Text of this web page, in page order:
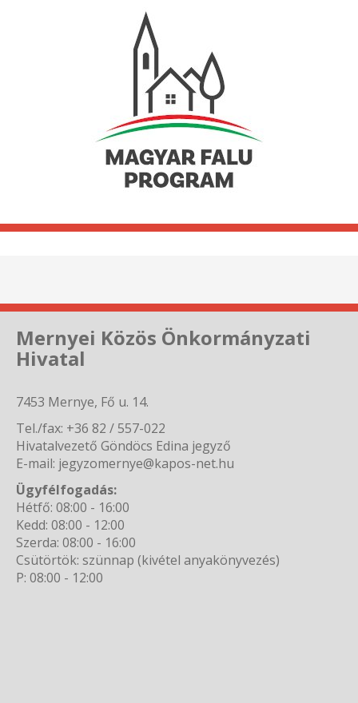
Mernyei Közös Önkormányzati
Hivatal
7453 Mernye, Fő u. 14.
Tel./fax: +36 82 / 557-022
Hivatalvezető Göndöcs Edina jegyző
E-mail: jegyzomernye@kapos-net.hu
Ügyfélfogadás:
Hétfő: 08:00 - 16:00
Kedd: 08:00 - 12:00
Szerda: 08:00 - 16:00
Csütörtök: szünnap (kivétel anyakönyvezés)
P: 08:00 - 12:00